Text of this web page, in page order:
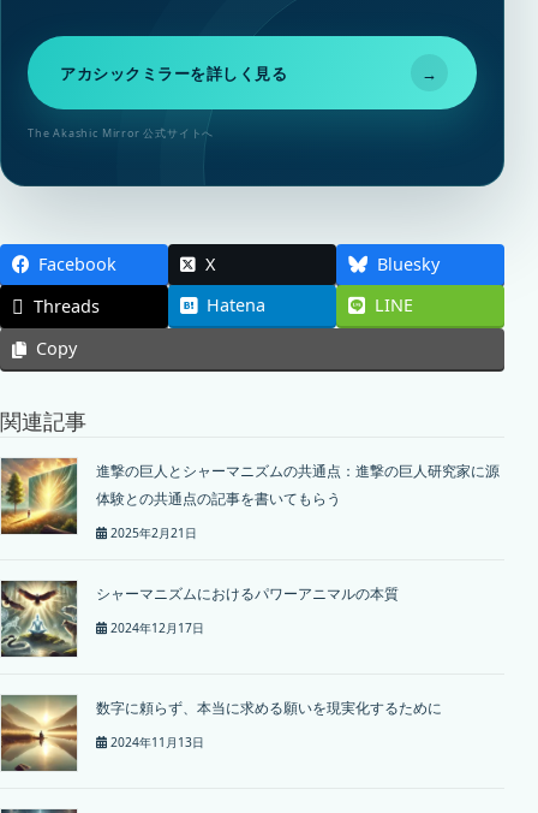
アカシックミラーを詳しく見る →
The Akashic Mirror 公式サイトへ
Facebook X
Bluesky
Threads
Hatena
LINE
Copy
関連記事
進撃の巨人とシャーマニズムの共通点：進撃の巨人研究家に源
体験との共通点の記事を書いてもらう
2025年2月21日
シャーマニズムにおけるパワーアニマルの本質
2024年12月17日
数字に頼らず、本当に求める願いを現実化するために
2024年11月13日